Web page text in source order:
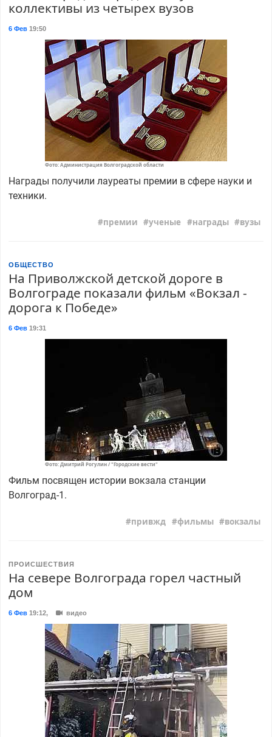
коллективы из четырех вузов
6 Фев19:50
Фото: Администрация Волгоградской области
Награды получили лауреаты премии в сфере науки и
техники.
премии ученые награды вузы
ОБЩЕСТВО
На Приволжской детской дороге в
Волгограде показали фильм «Вокзал -
дорога к Победе»
6 Фев19:31
Фото: Дмитрий Рогулин / "Городские вести"
Фильм посвящен истории вокзала станции
Волгоград-1.
привжд фильмы вокзалы
ПРОИСШЕСТВИЯ
На севере Волгограда горел частный
дом
6 Фев19:12, видео